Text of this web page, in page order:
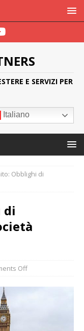
E SERVIZI PER
Italiano
Obblighi di
di
Off